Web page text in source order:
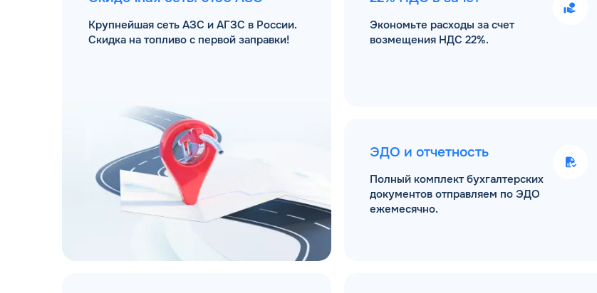
Крупнейшая сеть АЗС и АГЗС в России.
Скидка на топливо с первой заправки!
Экономьте расходы за счет
возмещения НДС 22%.
ЭДО и отчетность
Полный комплект бухгалтерских
документов отправляем по ЭДО
ежемесячно.